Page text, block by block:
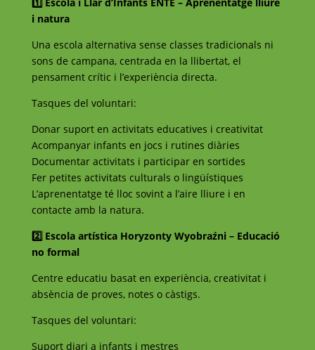
i natura
Una escola alternativa sense classes tradicionals ni
sons de campana, centrada en la llibertat, el
pensament crític i l’experiència directa.
Tasques del voluntari:
Donar suport en activitats educatives i creativitat
Acompanyar infants en jocs i rutines diàries
Documentar activitats i participar en sortides
Fer petites activitats culturals o lingüístiques
L’aprenentatge té lloc sovint a l’aire lliure i en
contacte amb la natura.
2️⃣ Escola artística Horyzonty Wyobraźni – Educació
no formal
Centre educatiu basat en experiència, creativitat i
absència de proves, notes o càstigs.
Tasques del voluntari:
Suport diari a infants i mestres